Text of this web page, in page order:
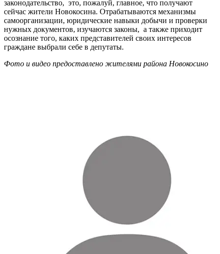
законодательство, это, пожалуй, главное, что получают
сейчас жители Новокосина. Отрабатываются механизмы
самоорганизации, юридические навыки добычи и проверки
нужных документов, изучаются законы, а также приходит
осознание того, каких представителей своих интересов
граждане выбрали себе в депутаты.
Фото и видео предоставлено жителями района Новокосино